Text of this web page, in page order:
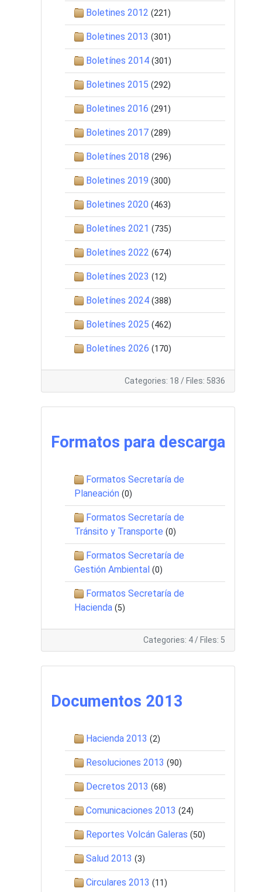
Boletines 2012 (221)
Boletines 2013 (301)
Boletínes 2014 (301)
Boletines 2015 (292)
Boletines 2016 (291)
Boletines 2017 (289)
Boletínes 2018 (296)
Boletines 2019 (300)
Boletines 2020 (463)
Boletínes 2021 (735)
Boletínes 2022 (674)
Boletínes 2023 (12)
Boletínes 2024 (388)
Boletínes 2025 (462)
Boletínes 2026 (170)
Categories: 18 / Files: 5836
Formatos para descarga
Formatos Secretaría de
Planeación (0)
Formatos Secretaría de
Tránsito y Transporte (0)
Formatos Secretaría de
Gestión Ambiental (0)
Formatos Secretaría de
Hacienda (5)
Categories: 4 / Files: 5
Documentos 2013
Hacienda 2013 (2)
Resoluciones 2013 (90)
Decretos 2013 (68)
Comunicaciones 2013 (24)
Reportes Volcán Galeras (50)
Salud 2013 (3)
Circulares 2013 (11)